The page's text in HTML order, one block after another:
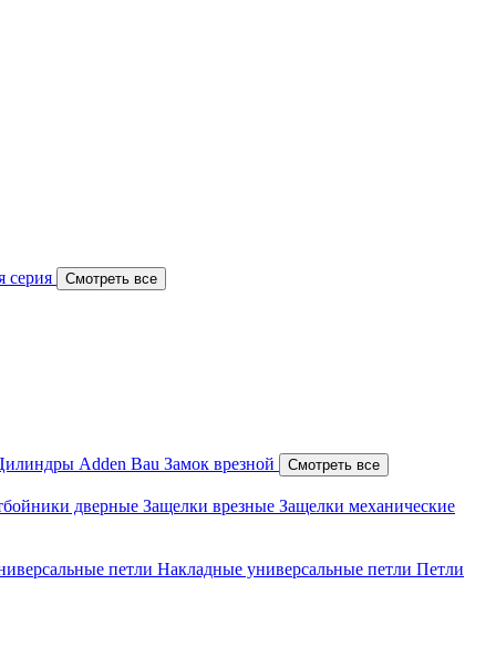
серия Смотреть все
Adden Bau Замок врезной Смотреть все
дверные Защелки врезные Защелки механические
петли Накладные универсальные петли Петли